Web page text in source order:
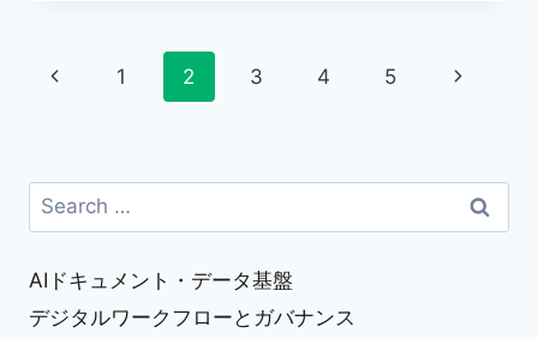
聞
な
ー
レ
ド
Page
Previous
1 2 3 4 5
Next
Search
for:
AIドキュメント・データ基盤
デジタルワークフローとガバナンス